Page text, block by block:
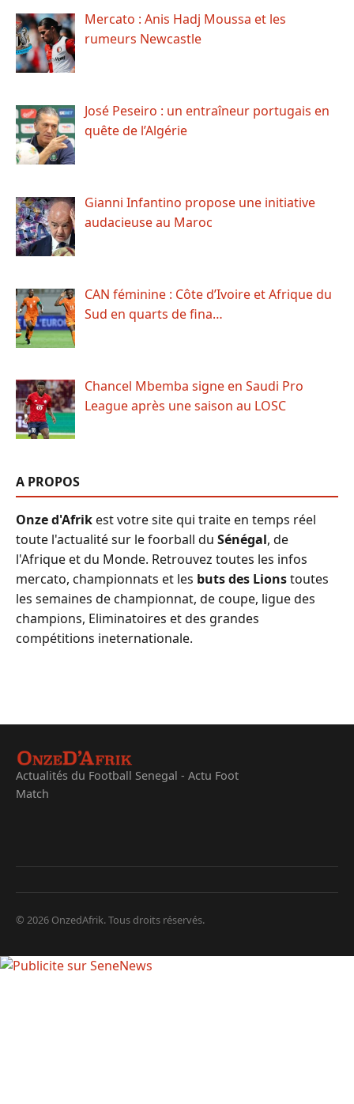
Mercato : Anis Hadj Moussa et les
rumeurs Newcastle
José Peseiro : un entraîneur portugais en
quête de l’Algérie
Gianni Infantino propose une initiative
audacieuse au Maroc
CAN féminine : Côte d’Ivoire et Afrique du
Sud en quarts de fina…
Chancel Mbemba signe en Saudi Pro
League après une saison au LOSC
A PROPOS
Onze d'Afrikest votre site qui traite en temps réel
toute l'actualité sur le foorball du Sénégal, de
l'Afrique et du Monde. Retrouvez toutes les infos
mercato, championnats et les buts des Lionstoutes
les semaines de championnat, de coupe, ligue des
champions, Eliminatoires et des grandes
compétitions ineternationale.
Actualités du Football Senegal - Actu Foot
Match
© 2026 OnzedAfrik. Tous droits réservés.